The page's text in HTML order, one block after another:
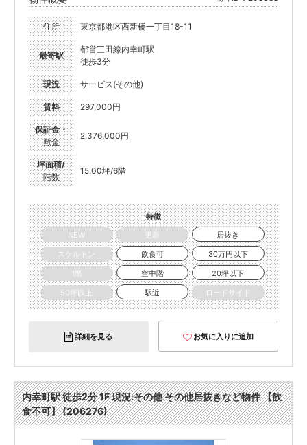
住所 東京都港区西新橋一丁目18-11
最寄駅
都営三田線内幸町駅
徒歩3分
現況 サービス(その他)
賃料 297,000円
保証金・
敷金
2,376,000円
坪面積/
階数
15.00坪/6階
特徴
NEW
更新
居抜き
スケルトン
飲食可
30万円以下
1階
空中階
20坪以下
50坪以上
駅近 ロードサイド
詳細を見る お気に入りに追加
内幸町駅 徒歩2分 1F 現況:その他 その他居抜きなど物件 【飲
食不可】 (206276)